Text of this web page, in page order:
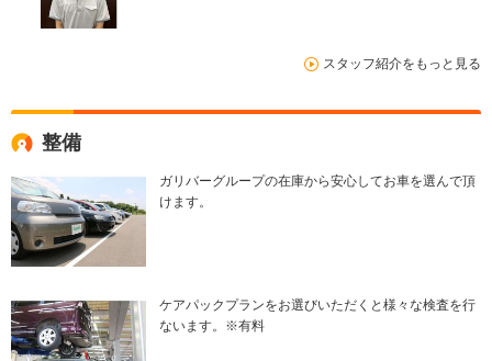
スタッフ紹介をもっと見る
整備
ガリバーグループの在庫から安心してお車を選んで頂
けます。
ケアパックプランをお選びいただくと様々な検査を行
ないます。※有料